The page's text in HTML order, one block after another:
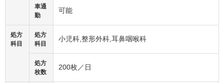
車通
勤
可能
処方
科目
処方
科目
小児科,整形外科,耳鼻咽喉科
処方
枚数
200枚／日